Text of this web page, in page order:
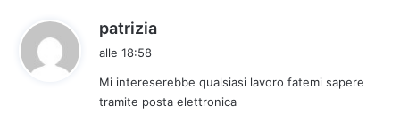
patrizia
e
t
alle 18:58
Mi intereserebbe qualsiasi lavoro fatemi sapere
tramite posta elettronica